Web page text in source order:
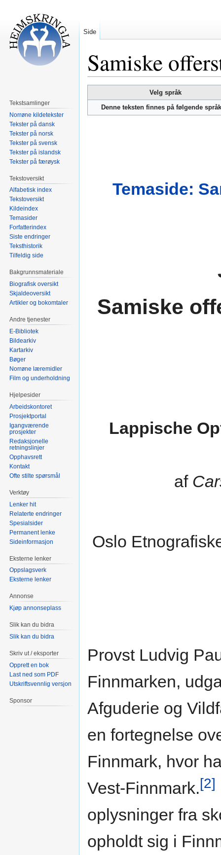
Samiske
til
navigering
til
Velg språk
Denne teksten finnes på følgende
Temaside:
Samiske
Lappische
af
Oslo
Provst Ludvig
Finnmarken,
Afguderie og
en fortegnelse
Finnmark, hvor
Vest-Finnmark.[2]
oplysninger fra
opholdt sig i
Side
Tekstsamlinger
Norrøne kildetekster
Tekster på dansk
Tekster på norsk
Tekster på svensk
Tekster på islandsk
Tekster på færøysk
Tekstoversikt
Alfabetisk index
Tekstoversikt
Kildeindex
Temasider
Forfatterindex
Siste endringer
Teksthistorik
Tilfeldig side
Bakgrunnsmateriale
Biografisk oversikt
Skjaldeoversikt
Artikler og bokomtaler
Andre tjenester
E-Bibliotek
Bildearkiv
Kartarkiv
Bøger
Norrøne læremidler
Film og underholdning
Hjelpesider
Arbeidskontoret
Prosjektportal
Igangværende
prosjekter
Redaksjonelle
retningslinjer
Opphavsrett
Kontakt
Ofte stilte spørsmål
Verktøy
Lenker hit
Relaterte endringer
Spesialsider
Permanent lenke
Sideinformasjon
Eksterne lenker
Oppslagsverk
Eksterne lenker
Annonse
Kjøp annonseplass
Slik kan du bidra
Slik kan du bidra
Skriv ut / eksporter
Opprett en bok
Last ned som PDF
Utskriftsvennlig versjon
Sponsor